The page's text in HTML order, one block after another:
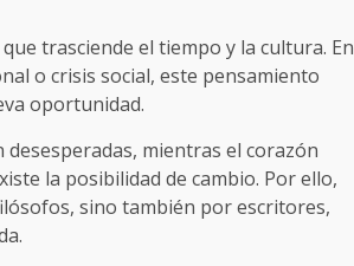
trasciende el tiempo y la cultura. En
o crisis social, este pensamiento
oportunidad.
mientras el corazón
la posibilidad de cambio. Por ello,
sino también por escritores,